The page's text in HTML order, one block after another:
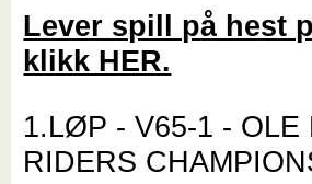
Lever spill på hest
klikk HER.
1.LØP - V65-1 - OLE
RIDERS